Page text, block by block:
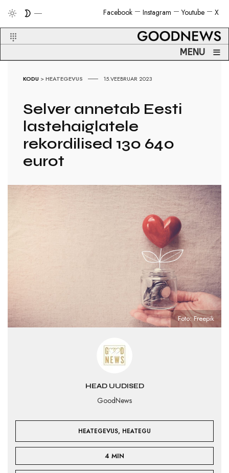
X
Youtube
Instagram
Facebook
MENU ≡
KODU >HEATEGEVUS 15.VEEBRUAR 2023
Selver annetab Eesti
lastehaiglatele
rekordilised 130 640
eurot
HEAD UUDISED
GoodNews
HEATEGEVUS, HEATEGU
4 MIN
Foto: Freepik